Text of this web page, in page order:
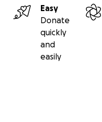
Easy
Donate
quickly
and
easily